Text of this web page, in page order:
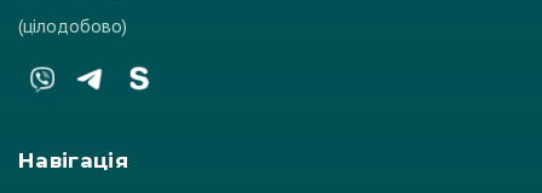
(цілодобово)
Навігація